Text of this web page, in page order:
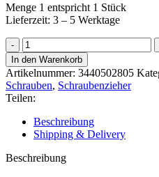
Menge 1 entspricht 1 Stück
Lieferzeit: 3 – 5 Werktage
Wera
Schraubendreher
367
TX
10
80/161mm
Menge
In den Warenkorb
Artikelnummer: 3440502805
Schrauben, Schraubenzieher
Teilen:
Beschreibung
Shipping & Delivery
Beschreibung